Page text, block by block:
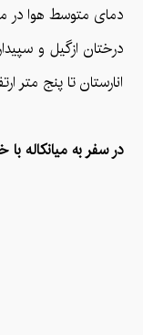
درختان ازگیل و
انارستان تا پنج متر
در سفر به میانکاله